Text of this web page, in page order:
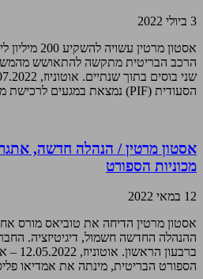
3 ביולי 2022
אסטון מרטין
הסעודית (PIF) נמצאת במגעים לרכישת מניות
אסטון מרטין / הנהלה חדשה,
מכוניות הספורט
12 במאי 2022
אסטון מרטין הדיחה את טוביאס מורס
ההנהלה החדשה חשמול, דיגיטיזציה.
הספורט הבריטית, מינתה את אמדיאו